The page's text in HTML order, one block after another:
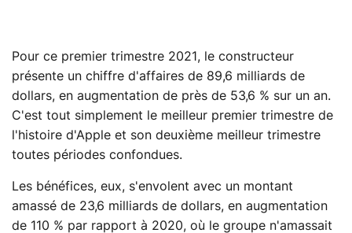
Pour ce premier trimestre 2021, le constructeur
présente un chiffre d'affaires de 89,6 milliards de
dollars, en augmentation de près de 53,6 % sur un an.
C'est tout simplement le meilleur premier trimestre de
l'histoire d'Apple et son deuxième meilleur trimestre
toutes périodes confondues.
Les bénéfices, eux, s'envolent avec un montant
amassé de 23,6 milliards de dollars, en augmentation
de 110 % par rapport à 2020, où le groupe n'amassait